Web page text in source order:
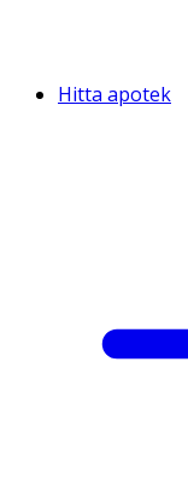
Hitta apotek